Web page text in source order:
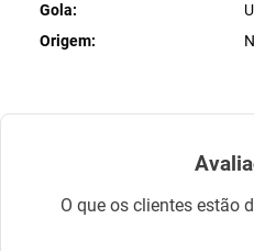
Gola
U
Origem
O que os clientes estão